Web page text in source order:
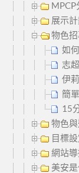
MPCP
展示
物色
如
志
伊
簡
15
物色
目標
網站
美安